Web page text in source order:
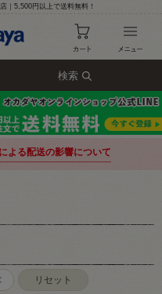
｜5,500円以上で送料無料！
検索
よる配送の影響について
リセット